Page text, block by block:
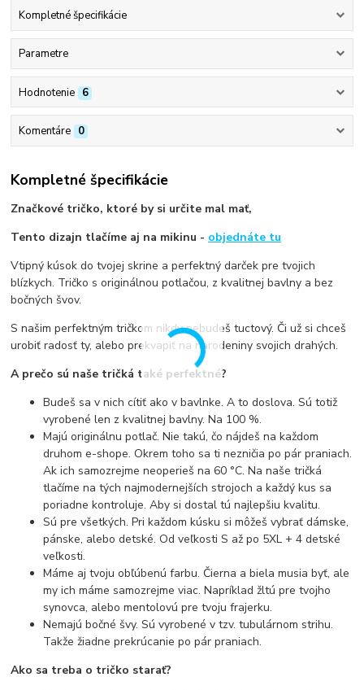
Kompletné špecifikácie
Parametre
Hodnotenie 6
Komentáre 0
Kompletné špecifikácie
Značkové tričko, ktoré by si určite mal mať,
Tento dizajn tlačíme aj na mikinu - objednáte tu
Vtipný kúsok do tvojej skrine a perfektný darček pre tvojich
blízkych. Tričko s originálnou potlačou, z kvalitnej bavlny a bez
bočných švov.
S našim perfektným tričkom nikdy nebudeš tuctový. Či už si chceš
urobiť radosť ty, alebo prekvapiť na narodeniny svojich drahých.
A prečo sú naše tričká také perfektné?
Budeš sa v nich cítiť ako v bavlnke. A to doslova. Sú totiž
vyrobené len z kvalitnej bavlny. Na 100 %.
Majú originálnu potlač. Nie takú, čo nájdeš na každom
druhom e-shope. Okrem toho sa ti nezničia po pár praniach.
Ak ich samozrejme neoperieš na 60 °C. Na naše tričká
tlačíme na tých najmodernejších strojoch a každý kus sa
poriadne kontroluje. Aby si dostal tú najlepšiu kvalitu.
Sú pre všetkých. Pri každom kúsku si môžeš vybrať dámske,
pánske, alebo detské. Od veľkosti S až po 5XL + 4 detské
veľkosti.
Máme aj tvoju obľúbenú farbu. Čierna a biela musia byť, ale
my ich máme samozrejme viac. Napríklad žltú pre tvojho
synovca, alebo mentolovú pre tvoju frajerku.
Nemajú bočné švy. Sú vyrobené v tzv. tubulárnom strihu.
Takže žiadne prekrúcanie po pár praniach.
Ako sa treba o tričko starať?